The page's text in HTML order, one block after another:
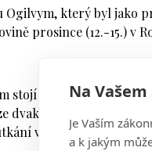
Na
Je Vaším
a k jakým
Ogilvym, který byl jako
prosince (12.-15.) v
stojí nelehký úkol.
dvakrát. V roce 1998
v jihoafrickém